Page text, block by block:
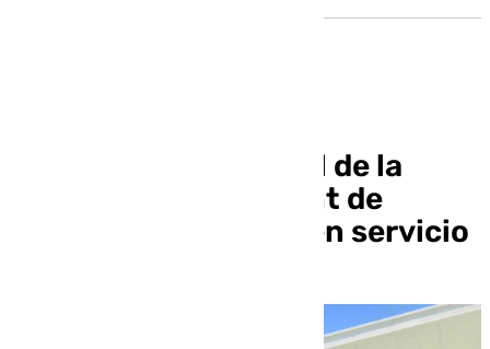
Adif renovará el túnel de la
estación Victoria Kent de
Málaga tras 15 años en servicio